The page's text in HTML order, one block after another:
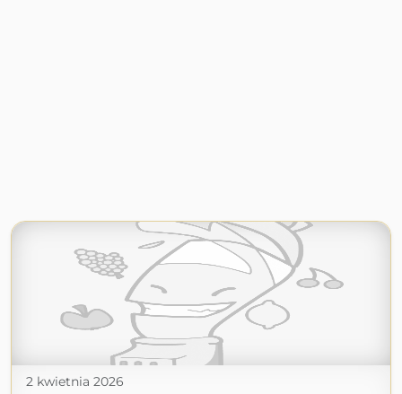
2 kwietnia 2026